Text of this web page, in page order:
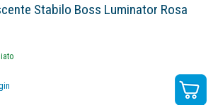
Stabilo Boss Luminator Rosa